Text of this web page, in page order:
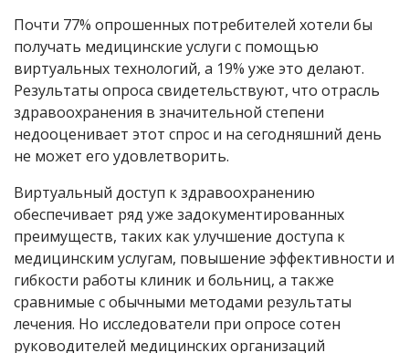
Почти 77% опрошенных потребителей хотели бы
получать медицинские услуги с помощью
виртуальных технологий, а 19% уже это делают.
Результаты опроса свидетельствуют, что отрасль
здравоохранения в значительной степени
недооценивает этот спрос и на сегодняшний день
не может его удовлетворить.
Виртуальный доступ к здравоохранению
обеспечивает ряд уже задокументированных
преимуществ, таких как улучшение доступа к
медицинским услугам, повышение эффективности и
гибкости работы клиник и больниц, а также
сравнимые с обычными методами результаты
лечения. Но исследователи при опросе сотен
руководителей медицинских организаций